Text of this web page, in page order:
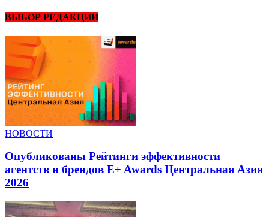
ВЫБОР РЕДАКЦИИ
НОВОСТИ
Опубликованы Рейтинги эффективности
агентств и брендов E+ Awards Центральная Азия
2026